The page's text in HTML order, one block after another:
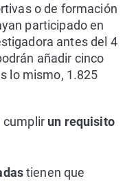
o de formación
participado en
antes del 4
añadir cinco
lo mismo, 1.825
cumplir un requisito
tienen que